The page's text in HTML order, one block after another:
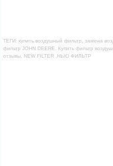
ТЕГИ: купить воздушный фильтр, замена
фильтр JOHN DEERE, Купить фильтр
отзывы, NEW FILTER ,НЬЮ ФИЛЬТР